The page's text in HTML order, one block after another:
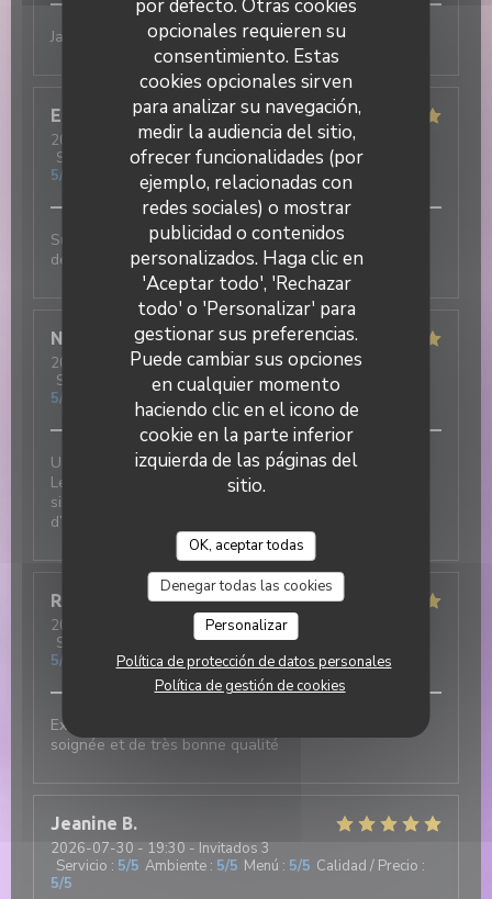
por defecto. Otras cookies
opcionales requieren su
consentimiento. Estas
cookies opcionales sirven
para analizar su navegación,
medir la audiencia del sitio,
ofrecer funcionalidades (por
ejemplo, relacionadas con
redes sociales) o mostrar
publicidad o contenidos
personalizados. Haga clic en
'Aceptar todo', 'Rechazar
todo' o 'Personalizar' para
gestionar sus preferencias.
Puede cambiar sus opciones
en cualquier momento
haciendo clic en el icono de
cookie en la parte inferior
izquierda de las páginas del
sitio.
OK, aceptar todas
Denegar todas las cookies
Personalizar
Política de protección de datos personales
Política de gestión de cookies
Jamais déçu !! Excellent
Elisa
2026-07-31
- 19:30 - Invitados 3
Servicio
/5 Ambiente: 5/5 Menú: 5/5 Calidad / Precio
5/5
Super ambiance, service impeccable et tout est
délicieux !!!
Nicolas
2026-07-31- 12:30 - Invitados 2
Servicio
Ambiente:5 /5 Menú: 5/5 Calidad / Precio
5/5
Une excellente adresse italienne au cœur du village !
Les plats sont délicieux et le service est tout
simplement incroyable : chaleureux, attentionné et
d’une grande gentillesse.
Robert
2026-07-31
- 12:00 - Invitados 3
Servicio
Ambiente:5/5 Menú:5/5
5/5
Excellent et authentique restaurant italien. Cuisine
soignée et de très bonne qualité
Jeanine B
2026-07-30 - 19:30 - Invitados 3
Servicio : 5/5 Ambiente : 5/5 Menú : 5/5 Calidad / Precio :
5/5
DUETTO